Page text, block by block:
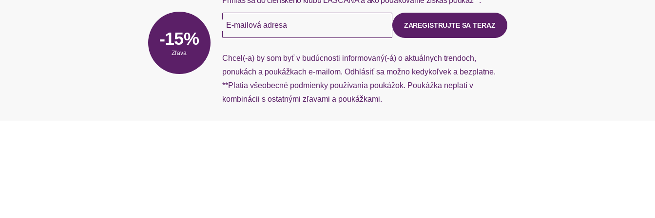
Ak chýba návratový štítok, môžete si kedykoľvek požiadať o nový u našej zákazníckej služby.
-15%
Zľava
E-mailová adresa ZAREGISTRUJTE SA TERAZ
Chcel(-a) by som byť v budúcnosti informovaný(-á) o aktuálnych trendoch,
ponukách a poukážkach e-mailom. Odhlásiť sa možno kedykoľvek a bezplatne.
**Platia všeobecné podmienky používania poukážok. Poukážka neplatí v
kombinácii s ostatnými zľavami a poukážkami.